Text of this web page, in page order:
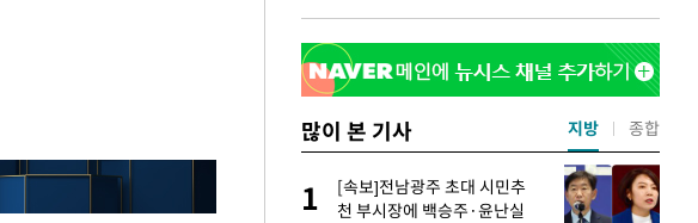
많이 본 기사
기순 "원정 도박으로 전 재
고 필리핀 도피"
1
[속보]전남광주 초대 시민추
천 부시장에 백승주·윤난실
지방 종합